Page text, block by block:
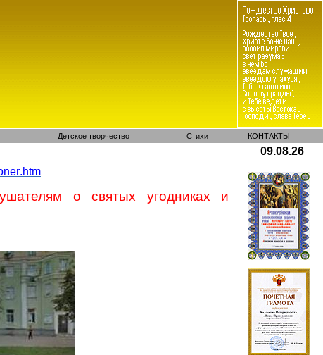
Детское творчество Стихи КОНТАКТЫ
09.08.26
.htm
о святых угодниках и